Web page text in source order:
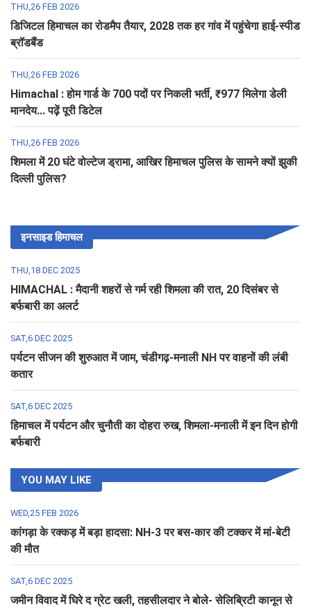
THU,26 FEB 2026
डिजिटल हिमाचल का रोडमैप तैयार, 2028 तक हर गांव में पहुंचेगा हाई-स्पीड
ब्रॉडबैंड
THU,26 FEB 2026
Himachal : होम गार्ड के 700 पदों पर निकली भर्ती, ₹977 मिलेगा डेली
मानदेय... पढ़ें पूरी डिटेल
THU,26 FEB 2026
शिमला में 20 घंटे वोल्टेज ड्रामा, आखिर हिमाचल पुलिस के सामने क्यों झुकी
दिल्ली पुलिस?
इनसाइड हिमाचल
THU,18 DEC 2025
HIMACHAL : मैदानी शहरों से गर्म रही शिमला की रात, 20 दिसंबर से
बर्फबारी का अलर्ट
SAT,6 DEC 2025
पर्यटन सीजन की शुरुआत में जाम, चंडीगढ़-मनाली NH पर वाहनों की लंबी
कतार
SAT,6 DEC 2025
हिमाचल में पर्यटन और चुनौती का दोहरा रुख, शिमला-मनाली में इन दिन होगी
बर्फबारी
YOU MAY LIKE
WED,25 FEB 2026
कांगड़ा के रक्कड़ में बड़ा हादसा: NH-3 पर बस-कार की टक्कर में मां-बेटी
की मौत
SAT,6 DEC 2025
जमीन विवाद में घिरे द ग्रेट खली, तहसीलदार ने बोले- सेलिब्रिटी कानून से